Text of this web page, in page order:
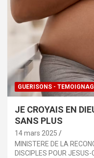
GUERISONS -
JE CROYAIS EN
SANS PLUS
14 mars 2025
MINISTERE DE LA
DISCIPLES POUR JESUS-